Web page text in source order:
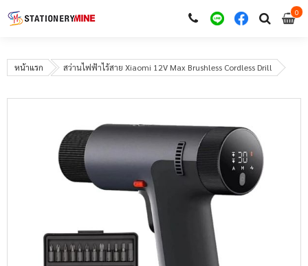
00
หน้าแรก สว่านไฟฟ้าไร้สาย Xiaomi 12V Max Brushless Cordless Drill